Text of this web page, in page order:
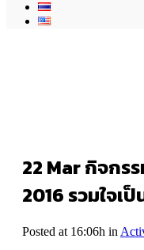
22 Marกิจกรร
2016 รวมใจเ
Posted at 16:06h in